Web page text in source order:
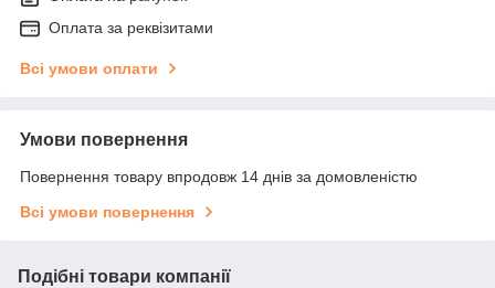
Оплата за реквізитами
Всі умови оплати
Умови повернення
Повернення товару впродовж 14 днів за домовленістю
Всі умови повернення
Подібні товари компанії